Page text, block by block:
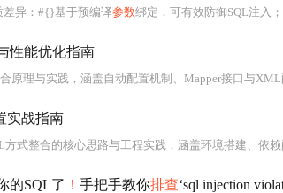
异：#{}基于预编译参数绑定，可有效防御SQL注入；${}为字符串
性能优化指南
理与实践，涵盖自动配置机制、Mapper接口与XML配置、插件开发、TypeHandler定制等核心集成点；深入分析一级/二级
实战指南
的核心思路与工程实践，涵盖环境搭建、依赖配置（含Lombok/DevTools/H2）、application.yml
的SQL了 ！ 手把手教你排查‘sql injection